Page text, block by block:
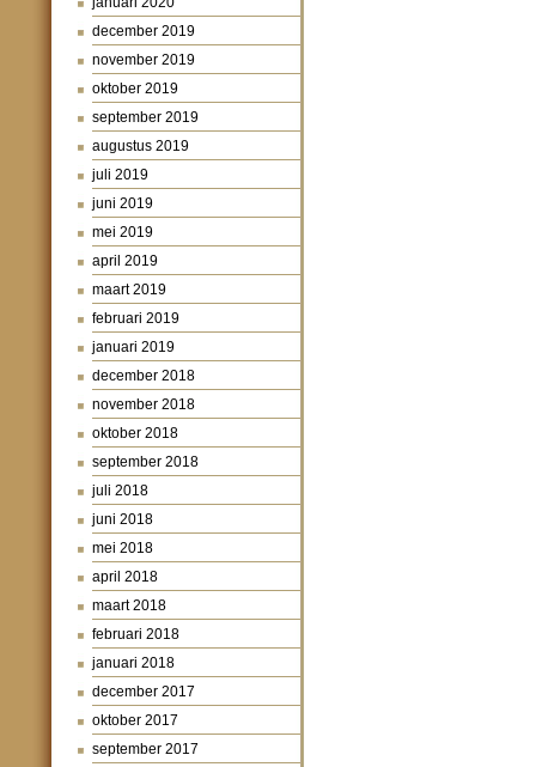
december 2019
november 2019
oktober 2019
september 2019
augustus 2019
juli 2019
juni 2019
mei 2019
april 2019
maart 2019
februari 2019
januari 2019
december 2018
november 2018
oktober 2018
september 2018
juli 2018
juni 2018
mei 2018
april 2018
maart 2018
februari 2018
januari 2018
december 2017
oktober 2017
september 2017